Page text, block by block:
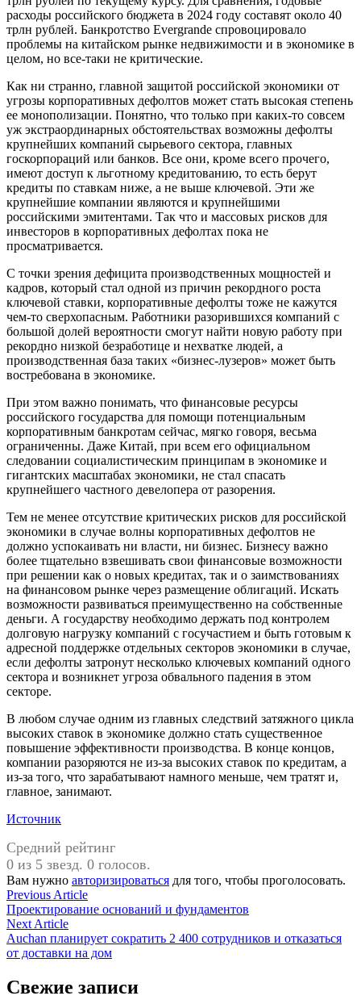
расходы российского бюджета в 2024 году составят около 40
трлн рублей. Банкротство Evergrande спровоцировало
проблемы на китайском рынке недвижимости и в экономике в
целом, но все-таки не критические.
Как ни странно, главной защитой российской экономики от
угрозы корпоративных дефолтов может стать высокая степень
ее монополизации. Понятно, что только при каких-то совсем
уж экстраординарных обстоятельствах возможны дефолты
крупнейших компаний сырьевого сектора, главных
госкорпораций или банков. Все они, кроме всего прочего,
имеют доступ к льготному кредитованию, то есть берут
кредиты по ставкам ниже, а не выше ключевой. Эти же
крупнейшие компании являются и крупнейшими
российскими эмитентами. Так что и массовых рисков для
инвесторов в корпоративных дефолтах пока не
просматривается.
С точки зрения дефицита производственных мощностей и
кадров, который стал одной из причин рекордного роста
ключевой ставки, корпоративные дефолты тоже не кажутся
чем-то сверхопасным. Работники разорившихся компаний с
большой долей вероятности смогут найти новую работу при
рекордно низкой безработице и нехватке людей, а
производственная база таких «бизнес-лузеров» может быть
востребована в экономике.
При этом важно понимать, что финансовые ресурсы
российского государства для помощи потенциальным
корпоративным банкротам сейчас, мягко говоря, весьма
ограниченны. Даже Китай, при всем его официальном
следовании социалистическим принципам в экономике и
гигантских масштабах экономики, не стал спасать
крупнейшего частного девелопера от разорения.
Тем не менее отсутствие критических рисков для российской
экономики в случае волны корпоративных дефолтов не
должно успокаивать ни власти, ни бизнес. Бизнесу важно
более тщательно взвешивать свои финансовые возможности
при решении как о новых кредитах, так и о заимствованиях
на финансовом рынке через размещение облигаций. Искать
возможности развиваться преимущественно на собственные
деньги. А государству необходимо держать под контролем
долговую нагрузку компаний с госучастием и быть готовым к
адресной поддержке отдельных секторов экономики в случае,
если дефолты затронут несколько ключевых компаний одного
сектора и возникнет угроза обвального падения в этом
секторе.
В любом случае одним из главных следствий затяжного цикла
высоких ставок в экономике должно стать существенное
повышение эффективности производства. В конце концов,
компании разоряются не из-за высоких ставок по кредитам, а
из-за того, что зарабатывают намного меньше, чем тратят и,
главное, занимают.
Источник
Средний рейтинг
0 из 5 звезд. 0 голосов.
Вам нужно авторизироваться для того, чтобы проголосовать.
Навигация
по
записям
Previous ArticlePrevious
article:
Проектирование оснований и фундаментов
Next ArticleNext
article:
Auchan планирует сократить 2 400 сотрудников и отказаться
от доставки на дом
Свежие записи